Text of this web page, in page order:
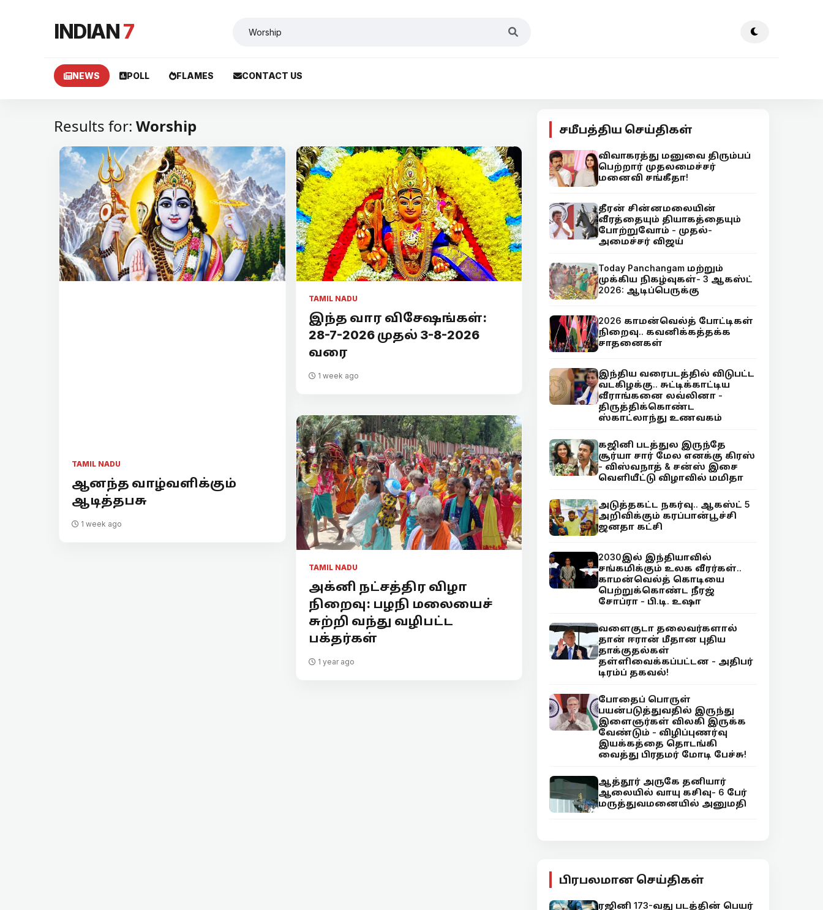
INDIAN7
NEWS POLL FLAMES CONTACT US
Results for: Worship
TAMIL NADU
ஆனந்த வாழ்வளிக்கும்
ஆடித்தபசு
1 week ago
TAMIL NADU
இந்த வார விசேஷங்கள்:
28-7-2026 முதல் 3-8-2026
வரை
1 week ago
TAMIL NADU
அக்னி நட்சத்திர விழா
நிறைவு: பழநி மலையைச்
சுற்றி வந்து வழிபட்ட
பக்தர்கள்
1 year ago
சமீபத்திய செய்திகள்
விவாகரத்து மனுவை திரும்பப்
பெற்றார் முதலமைச்சர்
மனைவி சங்கீதா!
தீரன் சின்னமலையின்
வீரத்தையும் தியாகத்தையும்
போற்றுவோம் - முதல்-
அமைச்சர் விஜய்
Today Panchangam மற்றும்
முக்கிய நிகழ்வுகள்- 3 ஆகஸ்ட்
2026: ஆடிப்பெருக்கு
2026 காமன்வெல்த் போட்டிகள்
நிறைவு.. கவனிக்கத்தக்க
சாதனைகள்
இந்திய வரைபடத்தில் விடுபட்ட
வடகிழக்கு.. சுட்டிக்காட்டிய
வீராங்கனை லவ்லினா -
திருத்திக்கொண்ட
ஸ்காட்லாந்து உணவகம்
கஜினி படத்துல இருந்தே
சூர்யா சார் மேல எனக்கு கிரஸ்
- விஸ்வநாத் & சன்ஸ் இசை
வெளியீட்டு விழாவில் மமிதா
அடுத்தகட்ட நகர்வு.. ஆகஸ்ட் 5
அறிவிக்கும் கரப்பான்பூச்சி
ஜனதா கட்சி
2030இல் இந்தியாவில்
சங்கமிக்கும் உலக வீரர்கள்..
காமன்வெல்த் கொடியை
பெற்றுக்கொண்ட நீரஜ்
சோப்ரா - பி.டி. உஷா
வளைகுடா தலைவர்களால்
தான் ஈரான் மீதான புதிய
தாக்குதல்கள்
தள்ளிவைக்கப்பட்டன - அதிபர்
டிரம்ப் தகவல்!
போதைப் பொருள்
பயன்படுத்துவதில் இருந்து
இளைஞர்கள் விலகி இருக்க
வேண்டும் - விழிப்புணர்வு
இயக்கத்தை தொடங்கி
வைத்து பிரதமர் மோடி பேச்சு!
ஆத்தூர் அருகே தனியார்
ஆலையில் வாயு கசிவு- 6 பேர்
மருத்துவமனையில் அனுமதி
பிரபலமான செய்திகள்
ரஜினி 173-வது படத்தின் பெயர்